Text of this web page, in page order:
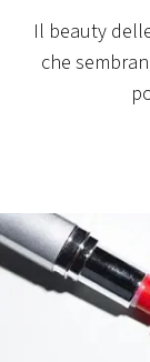
PLAYLIST
CONCORSI
Il beauty
che